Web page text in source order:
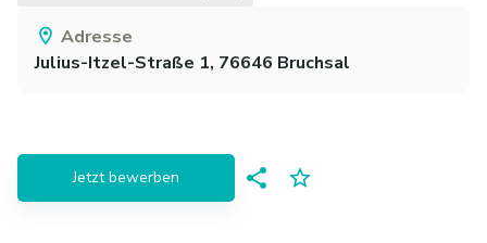
Adresse
Julius-Itzel-Straße 1, 76646 Bruchsal
Jetzt bewerben